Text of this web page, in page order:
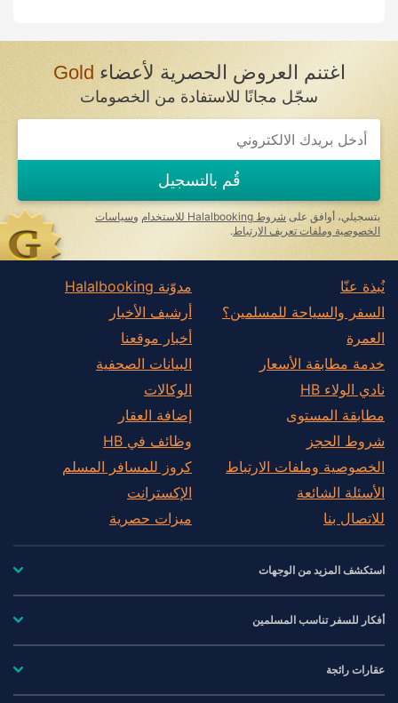
اغتنم العروض الحصرية لأعضاءGold
سجّل مجانًا للاستفادة من الخصومات
If
you
ignore
this
field
قُم بالتسجيل
بتسجيلي، أوافق على شروط Halalbooking للاستخدام وسياسات
الخصوصية وملفات تعريف الارتباط .
نُبذة عنّا
السفر والسياحة للمسلمين؟
العمرة
خدمة مطابقة الأسعار
نادي الولاء HB
مطابقة المستوى
شروط الحجز
الخصوصية وملفات الارتباط
الأسئلة الشائعة
للاتصال بنا
مدوّنة Halalbooking
أرشيف الأخبار
أخبار موقعنا
البيانات الصحفية
الوكالات
إضافة العقار
وظائف في HB
كروز للمسافر المسلم
الإكسترانت
ميزات حصرية
استكشف المزيد من الوجهات
أفكار للسفر تناسب المسلمين
عقارات رائجة